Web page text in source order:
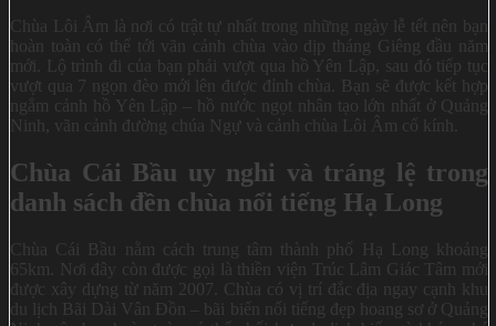
Chùa Lôi Âm là nơi có trật tự nhất trong những ngày lễ tết nên bạn
hoàn toàn có thể tới vãn cảnh chùa vào dịp tháng Giêng đầu năm
mới. Lộ trình đi của bạn phải vượt qua hồ Yên Lập, sau đó tiếp tục
vượt qua 7 ngọn đèo mới lên được đỉnh chùa. Bạn sẽ được kết hợp
ngắm cảnh hồ Yên Lập – hồ nước ngọt nhân tạo lớn nhất ở Quảng
Ninh, vãn cảnh đường chúa Ngự và cảnh chùa Lôi Âm cổ kính.
Chùa Cái Bầu uy nghi và tráng lệ trong
danh sách đền chùa nổi tiếng Hạ Long
Chùa Cái Bầu nằm cách trung tâm thành phố Hạ Long khoảng
65km. Nơi đây còn được gọi là thiền viện Trúc Lâm Giác Tâm mới
được xây dựng từ năm 2007. Chùa có vị trí đắc địa ngay cạnh khu
du lịch Bãi Dài Vân Đồn – bãi biển nổi tiếng đẹp hoang sơ ở Quảng